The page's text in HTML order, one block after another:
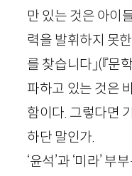
만 있는 것은 아이
력을 발휘하지 못
를 찾습니다」(『문
파하고 있는 것은
함이다. 그렇다면
하단 말인가.
‘윤석’과 ‘미라’